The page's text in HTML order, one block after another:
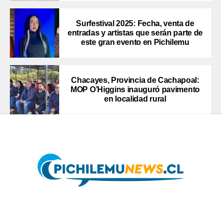
Surfestival 2025: Fecha, venta de
entradas y artistas que serán parte de
este gran evento en Pichilemu
Chacayes, Provincia de Cachapoal:
MOP O’Higgins inauguró pavimento
en localidad rural